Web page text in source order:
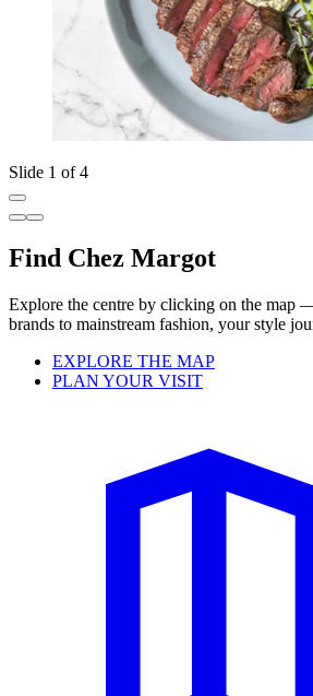
Slide 1 of 4
Find Chez Margot
Explore the centre by clicking on the map
brands to mainstream fashion, your style
EXPLORE THE MAP
PLAN YOUR VISIT